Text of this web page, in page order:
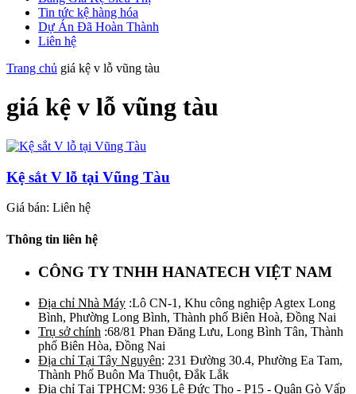
Tin tức kệ hàng hóa
Dự Án Đã Hoàn Thành
Liên hệ
Trang chủ giá kệ v lỗ vũng tàu
giá kệ v lỗ vũng tàu
Kệ sắt V lỗ tại Vũng Tàu
Giá bán: Liên hệ
Thông tin liên hệ
CÔNG TY TNHH HANATECH VIỆT NAM
Địa chỉ Nhà Máy :Lô CN-1, Khu công nghiệp Agtex Long
Bình, Phường Long Bình, Thành phố Biên Hoà, Đồng Nai
Trụ sở chính :68/81 Phan Đăng Lưu, Long Bình Tân, Thành
phố Biên Hòa, Đồng Nai
Địa chỉ Tại Tây Nguyên: 231 Đường 30.4, Phường Ea Tam,
Thành Phố Buôn Ma Thuột, Đắk Lắk
Địa chỉ Tại TPHCM: 936 Lê Đức Thọ - P15 - Quận Gò Vấp